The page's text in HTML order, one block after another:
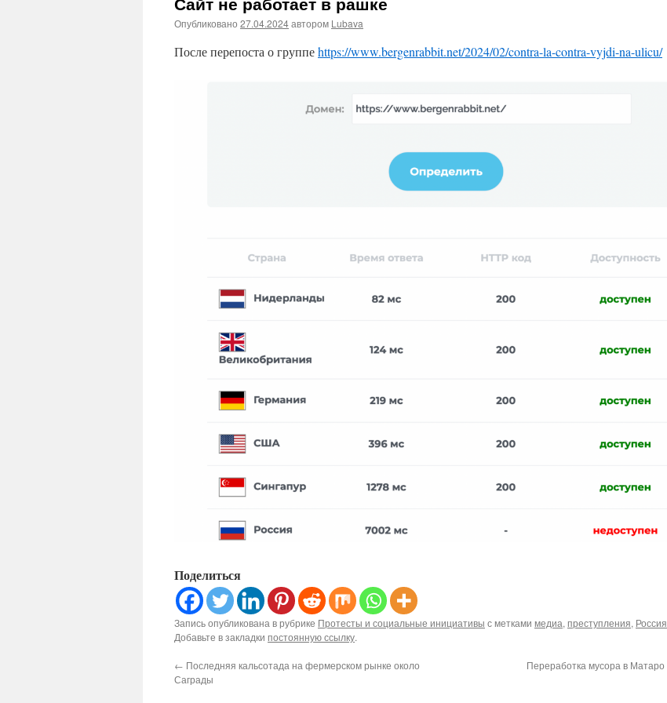
Опубликовано 27.04.2024автором Lubava
После перепоста о группеhttps://www.bergenrabbit.net/2024/02/contra-la-contra-vyjdi-na-ulicu/
Поделиться
Запись опубликована в рубрике Протесты и социальные инициативы с метками медиа, преступления, Россия
Добавьте в закладки постоянную ссылку.
← Последняя кальсотада на фермерском рынке около
Саграды
Переработка мусора в Матаро